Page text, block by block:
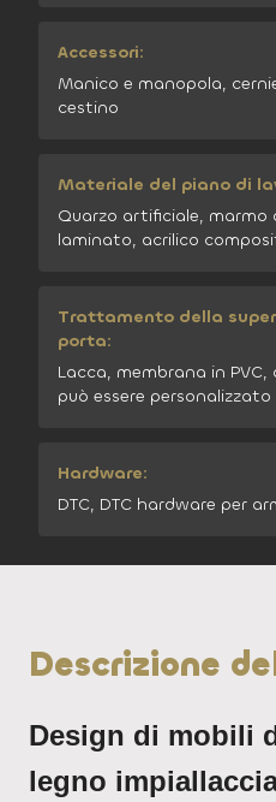
Accessori:
Manico e manopola,
cestino
Materiale del piano di
Quarzo artificiale,
laminato, acrilico
Trattamento della
porta:
Lacca, membrana in
può essere personalizzato
Hardware:
DTC, DTC hardware per
Descrizione
Design di mobili
legno